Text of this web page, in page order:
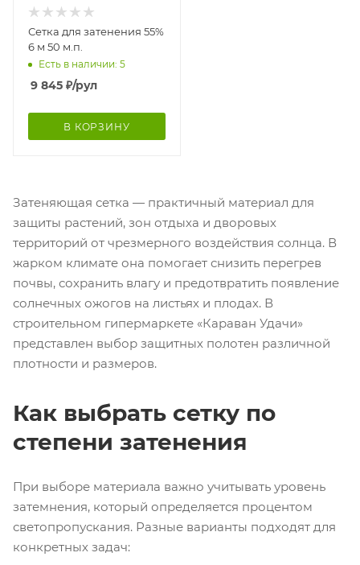
Сетка для затенения 55%
6 м 50 м.п.
Есть в наличии: 5
9 845 ₽/рул
В КОРЗИНУ
Затеняющая сетка — практичный материал для
защиты растений, зон отдыха и дворовых
территорий от чрезмерного воздействия солнца. В
жарком климате она помогает снизить перегрев
почвы, сохранить влагу и предотвратить появление
солнечных ожогов на листьях и плодах. В
строительном гипермаркете «Караван Удачи»
представлен выбор защитных полотен различной
плотности и размеров.
Как выбрать сетку по
степени затенения
При выборе материала важно учитывать уровень
затемнения, который определяется процентом
светопропускания. Разные варианты подходят для
конкретных задач: